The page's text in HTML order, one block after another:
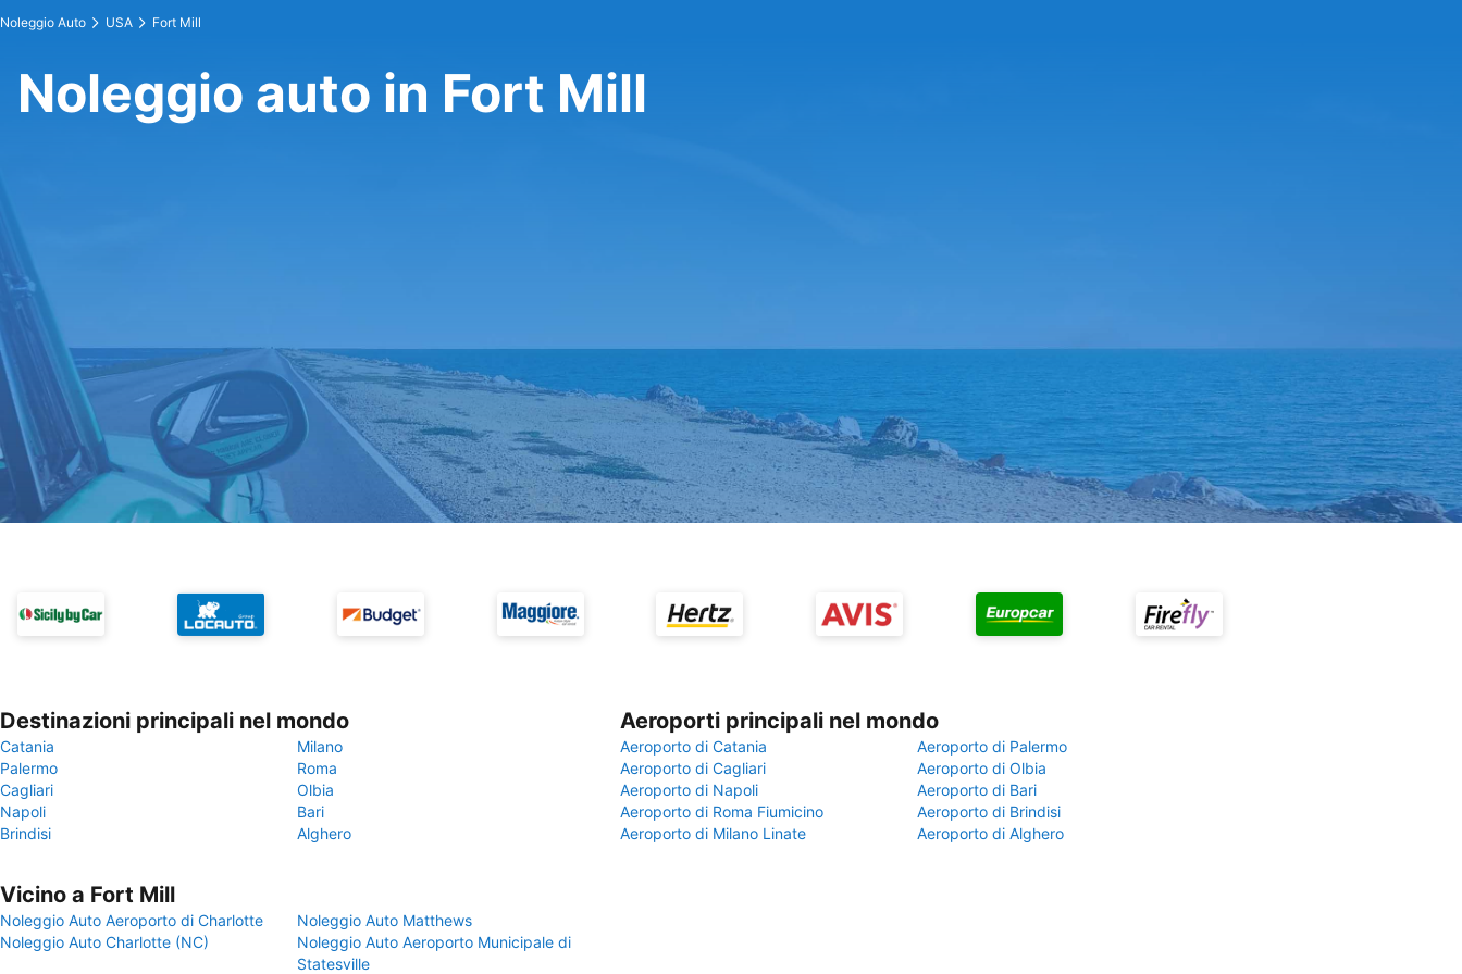
Noleggio Auto USA Fort Mill
Noleggio auto in Fort Mill
Destinazioni principali nel mondo
Catania
Milano
Palermo
Roma
Cagliari
Olbia
Napoli
Bari
Brindisi
Alghero
Aeroporti principali nel mondo
Aeroporto di Catania
Aeroporto di Palermo
Aeroporto di Cagliari
Aeroporto di Olbia
Aeroporto di Napoli
Aeroporto di Bari
Aeroporto di Roma Fiumicino
Aeroporto di Brindisi
Aeroporto di Milano Linate
Aeroporto di Alghero
Vicino a Fort Mill
Noleggio Auto Aeroporto di Charlotte
Noleggio Auto Matthews
Noleggio Auto Charlotte (NC)
Noleggio Auto Aeroporto Municipale di
Statesville